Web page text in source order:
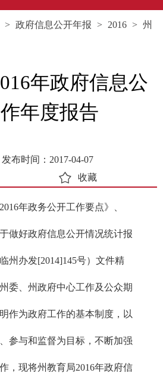
> 政府信息公开年报 > 2016 > 州
年政府信息公
年度报告
发布时间：2017-04-07
收藏
年政务公开工作要点》、
做好政府信息公开情况统计报
州办发[2014]145号）文件精
委、州政府中心工作及公众期
作为政府工作的基本制度，以
参与和监督为目标，不断加强
，现将州教育局2016年政府信